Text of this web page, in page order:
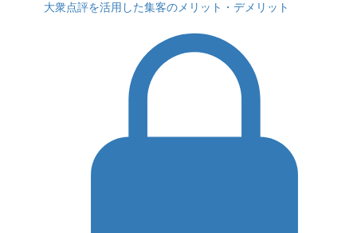
大衆点評を活用した集客のメリット・デメリット